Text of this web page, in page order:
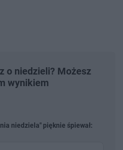
o niedzieli? Możesz
wynikiem
niedziela" pięknie śpiewał: